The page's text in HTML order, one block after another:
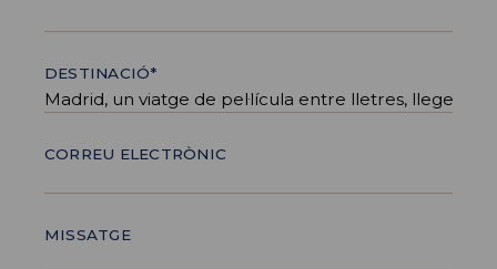
DESTINACIÓ*
CORREU ELECTRÒNIC
MISSATGE